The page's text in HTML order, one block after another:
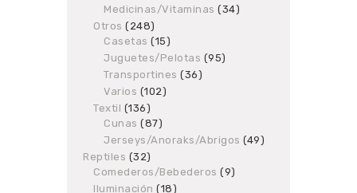
products
Medicinas/Vitaminas 3434
Otros 248248
products
Casetas 1515
products
Juguetes/Pelotas 9595
Transportines 3636
Varios 102102
Textil 136136
products
Cunas 8787
products
Jerseys/Anoraks/Abrigos 4949
Reptiles 3232
products
Comederos/Bebederos 99
Iluminación 1818